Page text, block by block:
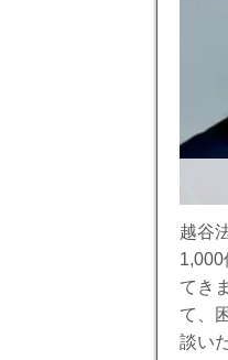
越谷
1,000
てき
て、
談い